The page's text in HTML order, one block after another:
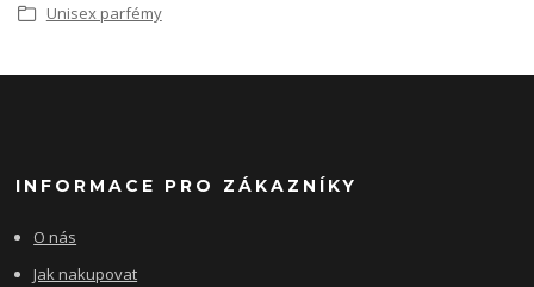
Unisex parfémy
INFORMACE PRO ZÁKAZNÍKY
O nás
Jak nakupovat